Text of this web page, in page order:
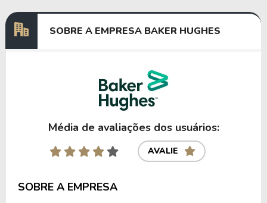
SOBRE A EMPRESA BAKER HUGHES
Média de avaliações dos usuários:
AVALIE
SOBRE A EMPRESA